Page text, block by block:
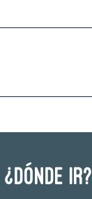
¿Dónde ir?